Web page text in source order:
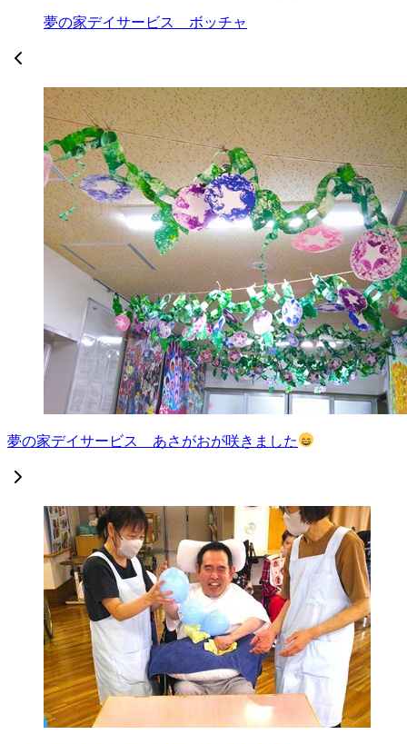
夢の家デイサービス ボッチャ
夢の家デイサービス あさがおが咲きました